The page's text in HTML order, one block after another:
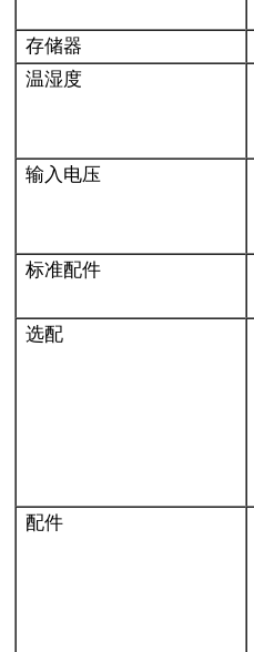
存储器
温湿度
输入电压
标准配件
选配
配件